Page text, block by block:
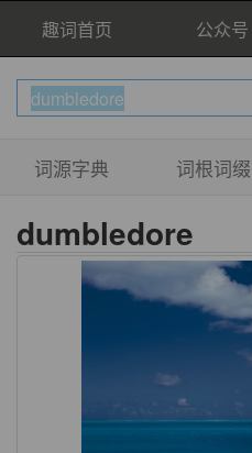
趣词首页 公众号
词源字典 词根词缀
dumbledore